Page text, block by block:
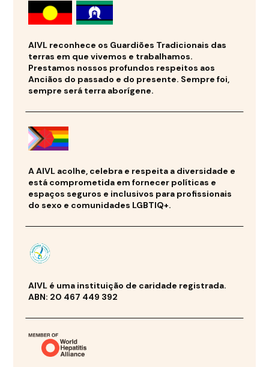
AIVL reconhece os Guardiões Tradicionais das
terras em que vivemos e trabalhamos.
Prestamos nossos profundos respeitos aos
Anciãos do passado e do presente. Sempre foi,
sempre será terra aborígene.
A AIVL acolhe, celebra e respeita a diversidade e
está comprometida em fornecer políticas e
espaços seguros e inclusivos para profissionais
do sexo e comunidades LGBTIQ+.
AIVL é uma instituição de caridade registrada.
ABN: 20 467 449 392